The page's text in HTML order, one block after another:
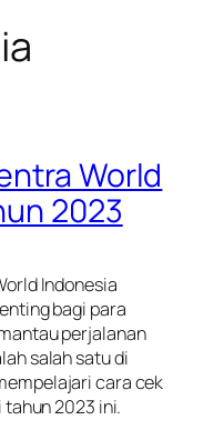
World
2023
Indonesia
bagi para
perjalanan
salah satu di
cara cek
2023 ini.